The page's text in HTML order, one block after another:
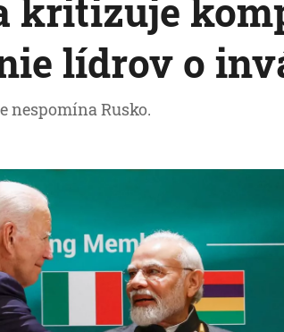
kritizuje
lídrov o
nespomína Rusko.